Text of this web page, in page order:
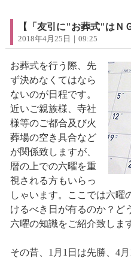
【「友引に"お葬式"はＮ
2018年4月25日｜09:25
お葬式を行う際、先
ず決めなくてはなら
ないのが日程です。
近いご親族様、寺社
様等のご都合及び火
葬場の空き具合など
が関係致しますが、
暦の上での六曜を重
視される方もいらっ
しゃいます。ここでは六曜
けるべき日が有るのか？ど
六曜の知識をご紹介致しま
その昔、1月1日は先勝、4